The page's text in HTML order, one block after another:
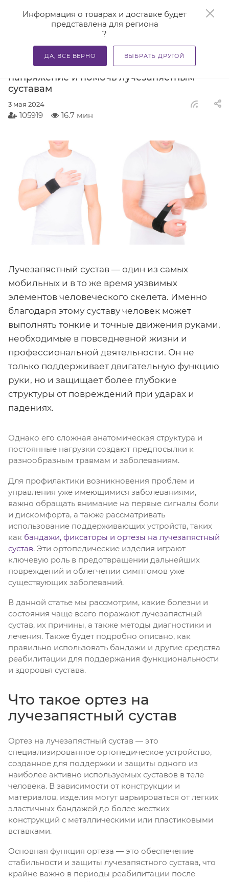
Информация о товарах и доставке будет
представлена для региона
?
ДА, ВСЕ ВЕРНО ВЫБРАТЬ ДРУГОЙ
Главная — Блог — Бандаж на запястье - как снять
Бандаж на запястье - как снять
напряжение и помочь лучезапястным
суставам
3 мая 2024
105919 16.7 мин
Лучезапястный сустав — один из самых
мобильных и в то же время уязвимых
элементов человеческого скелета. Именно
благодаря этому суставу человек может
выполнять тонкие и точные движения руками,
необходимые в повседневной жизни и
профессиональной деятельности. Он не
только поддерживает двигательную функцию
руки, но и защищает более глубокие
структуры от повреждений при ударах и
падениях.
Однако его сложная анатомическая структура и
постоянные нагрузки создают предпосылки к
разнообразным травмам и заболеваниям.
Для профилактики возникновения проблем и
управления уже имеющимися заболеваниями,
важно обращать внимание на первые сигналы боли
и дискомфорта, а также рассматривать
использование поддерживающих устройств, таких
как бандажи, фиксаторы и ортезы на лучезапястный
сустав. Эти ортопедические изделия играют
ключевую роль в предотвращении дальнейших
повреждений и облегчении симптомов уже
существующих заболеваний.
В данной статье мы рассмотрим, какие болезни и
состояния чаще всего поражают лучезапястный
сустав, их причины, а также методы диагностики и
лечения. Также будет подробно описано, как
правильно использовать бандажи и другие средства
реабилитации для поддержания функциональности
и здоровья сустава.
Что такое ортез на
лучезапястный сустав
Ортез на лучезапястный сустав — это
специализированное ортопедическое устройство,
созданное для поддержки и защиты одного из
наиболее активно используемых суставов в теле
человека. В зависимости от конструкции и
материалов, изделия могут варьироваться от легких
эластичных бандажей до более жестких
конструкций с металлическими или пластиковыми
вставками.
Основная функция ортеза — это обеспечение
стабильности и защиты лучезапястного сустава, что
крайне важно в периоды реабилитации после